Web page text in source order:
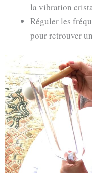
la vibration
Réguler les
pour retrouver